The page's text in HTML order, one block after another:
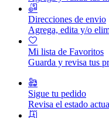
Direcciones de envio
Agrega, edita y/o
Mi lista de Favoritos
Guarda y revisa tus
Sigue tu pedido
Revisa el estado